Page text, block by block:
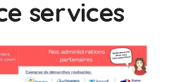
services